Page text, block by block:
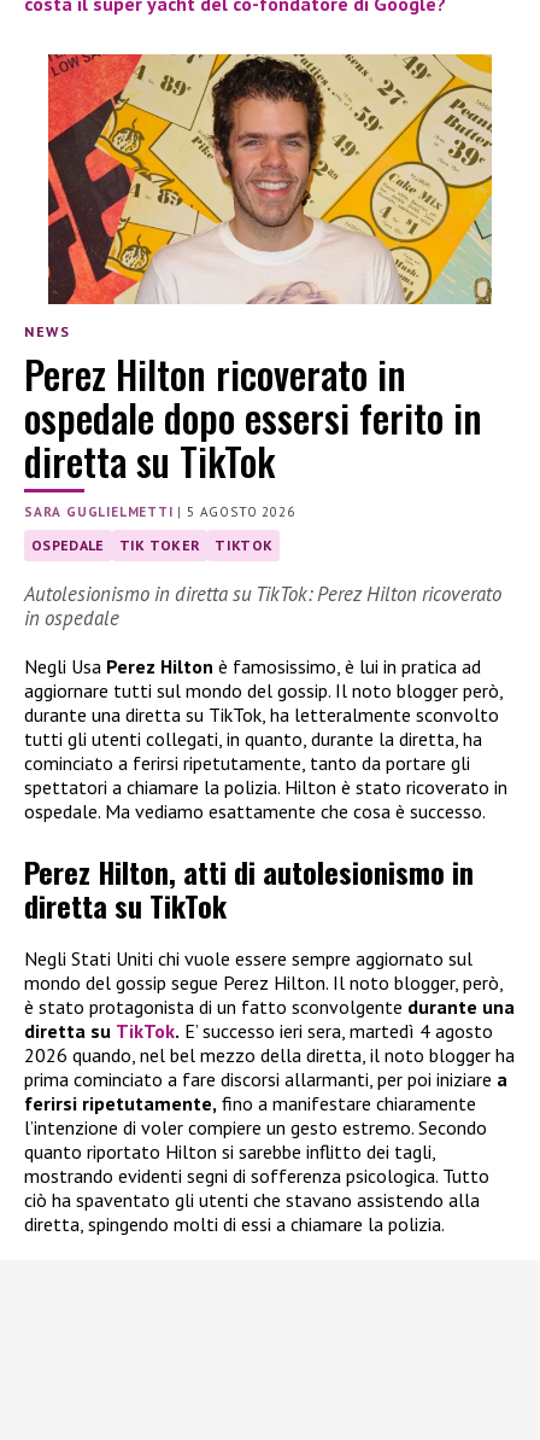
NEWS
Perez Hilton ricoverato in
ospedale dopo essersi ferito in
diretta su TikTok
SARA GUGLIELMETTI |5 AGOSTO 2026
OSPEDALE TIK TOKER TIKTOK
Autolesionismo in diretta su TikTok: Perez Hilton ricoverato
in ospedale
Negli Usa Perez Hilton è famosissimo, è lui in pratica ad
aggiornare tutti sul mondo del gossip. Il noto blogger però,
durante una diretta su TikTok, ha letteralmente sconvolto
tutti gli utenti collegati, in quanto, durante la diretta, ha
cominciato a ferirsi ripetutamente, tanto da portare gli
spettatori a chiamare la polizia. Hilton è stato ricoverato in
ospedale. Ma vediamo esattamente che cosa è successo.
Perez Hilton, atti di autolesionismo in
diretta su TikTok
Negli Stati Uniti chi vuole essere sempre aggiornato sul
mondo del gossip segue Perez Hilton. Il noto blogger, però,
è stato protagonista di un fatto sconvolgente durante una
diretta su TikTok. E’ successo ieri sera, martedì 4 agosto
2026 quando, nel bel mezzo della diretta, il noto blogger ha
prima cominciato a fare discorsi allarmanti, per poi iniziare a
ferirsi ripetutamente, fino a manifestare chiaramente
l’intenzione di voler compiere un gesto estremo. Secondo
quanto riportato Hilton si sarebbe inflitto dei tagli,
mostrando evidenti segni di sofferenza psicologica. Tutto
ciò ha spaventato gli utenti che stavano assistendo alla
diretta, spingendo molti di essi a chiamare la polizia.